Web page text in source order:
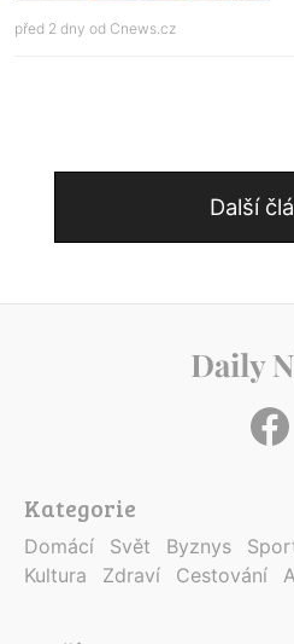
před 2 dny od Cnews.cz
Další
Kategorie
Domácí Svět Byznys
Kultura
Zdraví Cestování